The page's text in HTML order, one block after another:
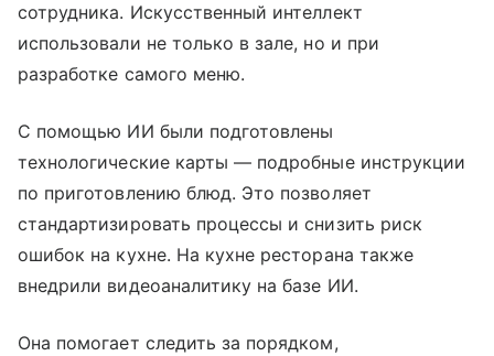
сотрудника. Искусственный интеллект
использовали не только в зале, но и при
разработке самого меню.
С помощью ИИ были подготовлены
технологические карты — подробные инструкции
по приготовлению блюд. Это позволяет
стандартизировать процессы и снизить риск
ошибок на кухне. На кухне ресторана также
внедрили видеоаналитику на базе ИИ.
Она помогает следить за порядком,